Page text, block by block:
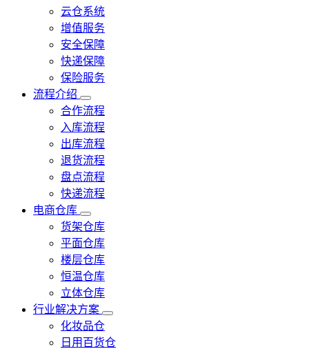
云仓系统
增值服务
安全保障
快递保障
保险服务
流程介绍
合作流程
入库流程
出库流程
退货流程
盘点流程
快递流程
电商仓库
货架仓库
平面仓库
楼层仓库
恒温仓库
立体仓库
行业解决方案
化妆品仓
日用百货仓